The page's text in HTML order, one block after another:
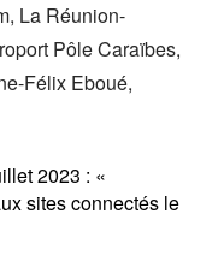
La Réunion-
Pôle Caraïbes,
Félix Eboué,
2023 : «
sites connectés le